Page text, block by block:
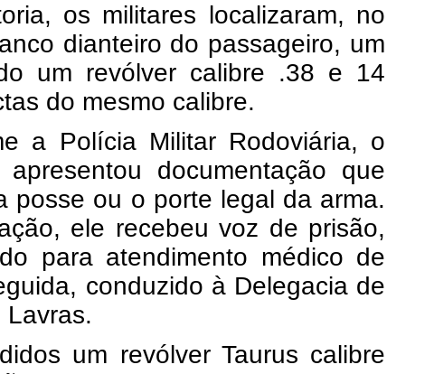
os militares localizaram, no
dianteiro do passageiro, um
um revólver calibre .38 e 14
do mesmo calibre.
a Polícia Militar Rodoviária, o
documentação que
posse ou o porte legal da arma.
ele recebeu voz de prisão,
para atendimento médico de
conduzido à Delegacia de
Lavras.
um revólver Taurus calibre